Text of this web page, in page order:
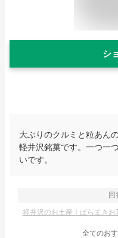
シ
大ぶりのクルミと粒あん
軽井沢銘菓です。一つ一
いです。
回
軽井沢のお土産｜ばらまき
全てのお